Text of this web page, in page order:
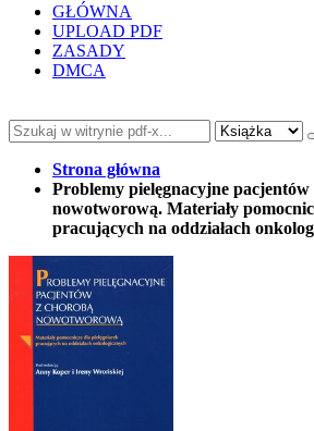
GŁÓWNA
UPLOAD PDF
ZASADY
DMCA
Strona główna
Problemy pielęgnacyjne pacjentów
nowotworową. Materiały
pracujących na oddziałach